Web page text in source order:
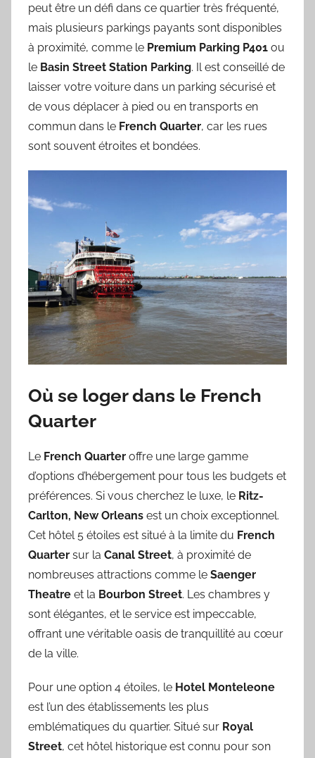
peut être un défi dans ce quartier très fréquenté,
mais plusieurs parkings payants sont disponibles
à proximité, comme le Premium Parking P401 ou
le Basin Street Station Parking. Il est conseillé de
laisser votre voiture dans un parking sécurisé et
de vous déplacer à pied ou en transports en
commun dans le French Quarter, car les rues
sont souvent étroites et bondées.
Où se loger dans le French
Quarter
Le French Quarter offre une large gamme
d’options d’hébergement pour tous les budgets et
préférences. Si vous cherchez le luxe, le Ritz-
Carlton, New Orleans est un choix exceptionnel.
Cet hôtel 5 étoiles est situé à la limite du French
Quarter sur la Canal Street, à proximité de
nombreuses attractions comme le Saenger
Theatre et la Bourbon Street. Les chambres y
sont élégantes, et le service est impeccable,
offrant une véritable oasis de tranquillité au cœur
de la ville.
Pour une option 4 étoiles, le Hotel Monteleone
est l’un des établissements les plus
emblématiques du quartier. Situé sur Royal
Street, cet hôtel historique est connu pour son